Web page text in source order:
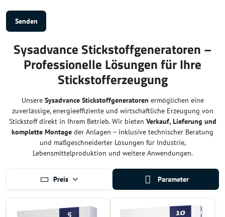
Senden
Sysadvance Stickstoffgeneratoren –
Professionelle Lösungen für Ihre
Stickstofferzeugung
Unsere Sysadvance Stickstoffgeneratoren ermöglichen eine
zuverlässige, energieeffiziente und wirtschaftliche Erzeugung von
Stickstoff direkt in Ihrem Betrieb. Wir bieten Verkauf, Lieferung und
komplette Montage der Anlagen – inklusive technischer Beratung
und maßgeschneiderter Lösungen für Industrie,
Lebensmittelproduktion und weitere Anwendungen.
Preis Parameter